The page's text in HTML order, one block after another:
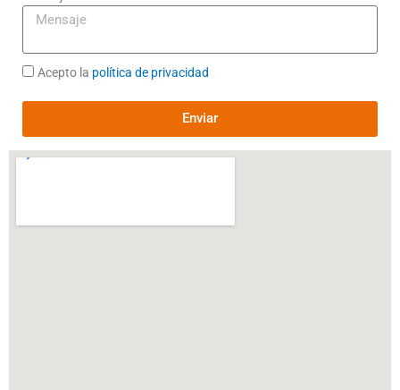
Acepto la política de privacidad
Enviar